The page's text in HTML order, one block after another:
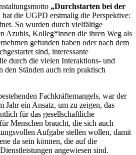
„Durchstarten bei der
hat die UGPD erstmalig die Perspektive:
So wurden durch vielfältige
Azubis, Kolleg*innen die ihren Weg als
gefunden haben oder nach dem
sind, interessante
durch die vielen Interaktions- und
den Ständen auch rein praktisch
Fachkräftemangels, war der
Jahr ein Ansatz, um zu zeigen, das
für das gesellschaftliche
Menschen braucht, die sich auch
Aufgabe stellen wollen, damit
da sein können, die auf die
angewiesen sind.